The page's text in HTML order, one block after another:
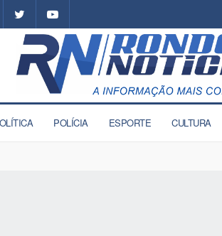
POLÍCIA ESPORTE CULTURA